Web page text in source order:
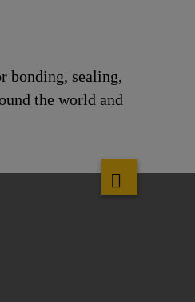
bonding, sealing,
the world and